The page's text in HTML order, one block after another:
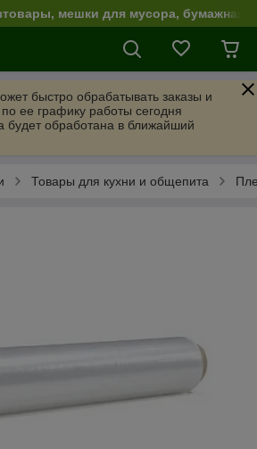
мешки для мусора, бумажная
быстро обрабатывать заказы и
ее графику работы сегодня
будет обработана в ближайший
Товары для кухни и общепита